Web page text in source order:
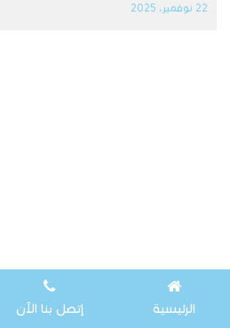
22 نوفمبر، 2025
الرئيسية إتصل بنا الآن